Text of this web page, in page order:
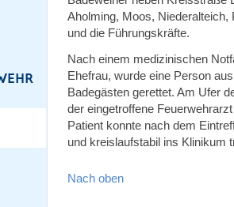
Aholming, Moos,
und die Führungskräfte.
Nach einem medizinischen
Ehefrau, wurde eine Person
Badegästen gerettet. Am Ufer
der eingetroffene
Patient konnte nach dem
und kreislaufstabil ins Klinikum
Nach oben